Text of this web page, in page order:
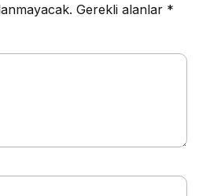
Gerekli alanlar *